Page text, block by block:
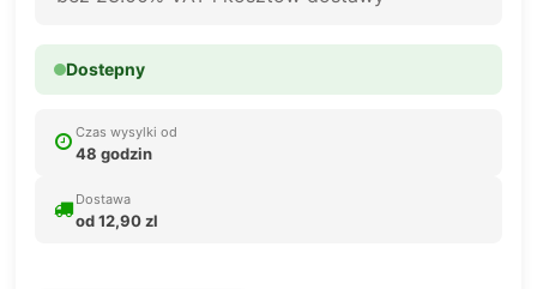
Dostepny
Czas wysylki od
48 godzin
Dostawa
od 12,90 zl